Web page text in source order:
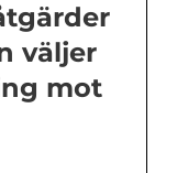
väljer
mot